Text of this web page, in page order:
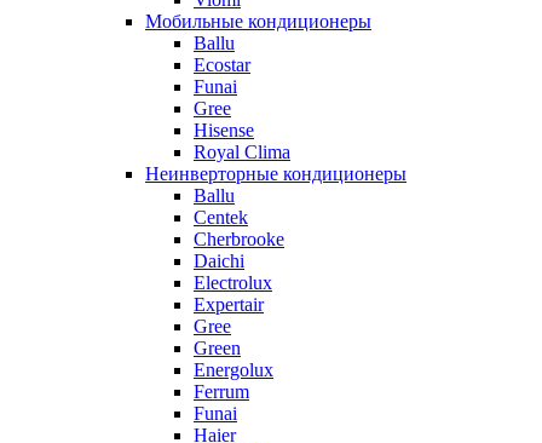
Мобильные кондиционеры
Ballu
Ecostar
Funai
Gree
Hisense
Royal Clima
Неинверторные кондиционеры
Ballu
Centek
Cherbrooke
Daichi
Electrolux
Expertair
Gree
Green
Energolux
Ferrum
Funai
Haier